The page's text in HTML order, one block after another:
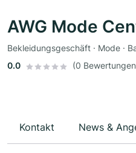
AWG Mode
Bekleidungsgeschäft · Mode ·
0.0
(0
Kontakt News &